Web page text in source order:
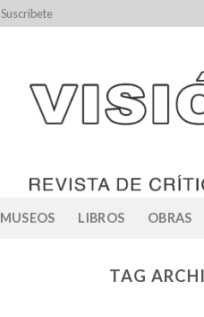
Suscríbete
MUSEOS LIBROS OBRAS
TAG